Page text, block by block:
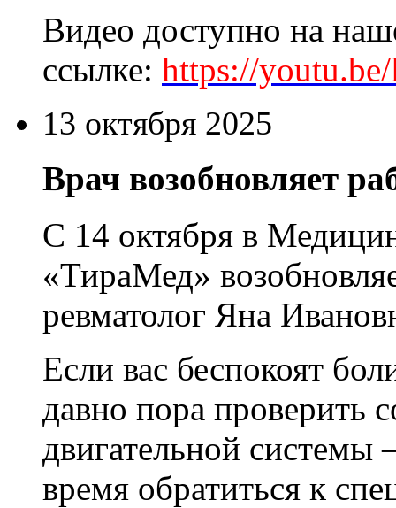
Видео доступно на
ссылке: https://
13 октября 2025
Врач возобновляет
С 14 октября в
«ТираМед»
ревматолог Яна
Если вас беспокоят
давно пора проверить
двигательной системы
время обратиться к